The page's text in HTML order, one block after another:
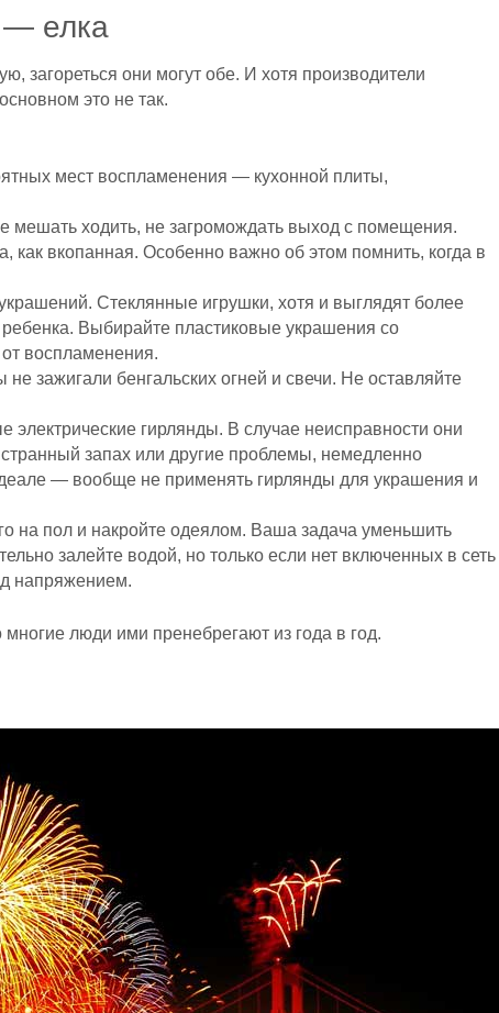
— елка
они могут обе. И хотя производители
это не так.
мест воспламенения — кухонной плиты,
мешать ходить, не загромождать выход с помещения.
как вкопанная. Особенно важно об этом помнить, когда в
Стеклянные игрушки, хотя и выглядят более
Выбирайте пластиковые украшения со
воспламенения.
зажигали бенгальских огней и свечи. Не оставляйте
гирлянды. В случае неисправности они
запах или другие проблемы, немедленно
— вообще не применять гирлянды для украшения и
на пол и накройте одеялом. Ваша задача уменьшить
залейте водой, но только если нет включенных в сеть
напряжением.
люди ими пренебрегают из года в год.